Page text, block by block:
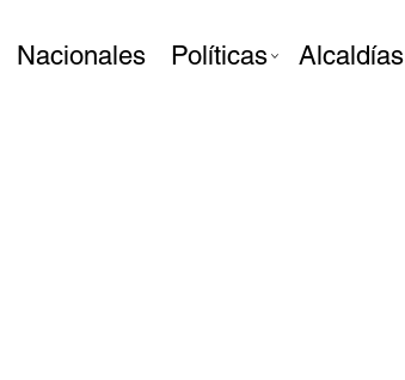
Nacionales Políticas Alcaldías